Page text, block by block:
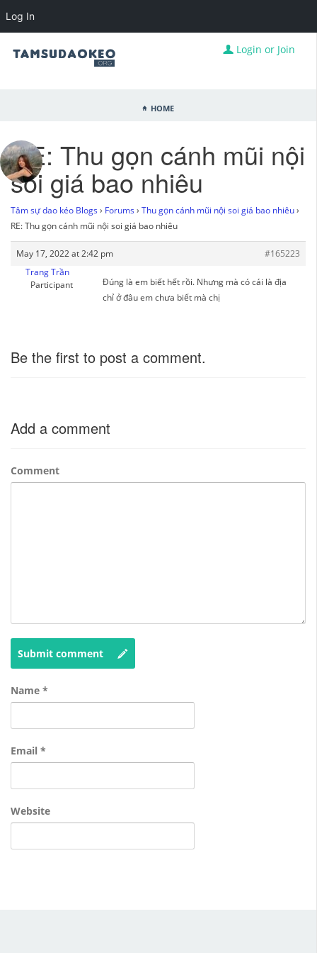
Login or Join
Home
RE: Thu gọn cánh mũi nội
soi giá bao nhiêu
Tâm sự dao kéo Blogs › Forums › Thu gọn cánh mũi nội soi giá bao nhiêu›
RE: Thu gọn cánh mũi nội soi giá bao nhiêu
May 17, 2022 at 2:42 pm
#165223
Trang Trần
Participant
Đúng là em biết hết rồi. Nhưng mà có cái là địa
chỉ ở đâu em chưa biết mà chị
Be the first to post a comment.
Add a comment
Comment
Submit comment
Name *
Email *
Website
Log In